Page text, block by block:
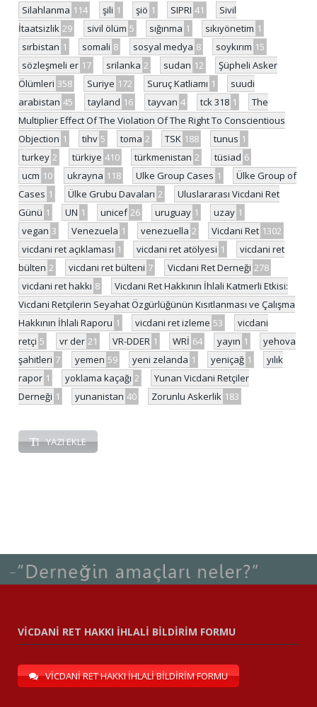
Silahlanma 114 şili 1 şiö 1 SIPRI 41
Sivil
İtaatsizlik 29 sivil ölüm 5 sığınma 1 sıkıyönetim 1
sırbistan 1 somali 8 sosyal medya 8 soykırım 15
sözleşmeli er 17 srilanka 2 sudan 12
Şüpheli Asker
Ölümleri 358 Suriye 172 Suruç Katliamı 1
suudi
arabistan 45 tayland 16 tayvan 4 tck 318 1
The
Multiplier Effect Of The Violation Of The Right To Conscientious
Objection 1 tihv 5 toma 2 TSK 188 tunus 1
turkey 2 türkiye 410 türkmenistan 2 tüsiad 6
ucm 10 ukrayna 118 Ulke Group Cases 1
Ülke Group of
Cases 1 Ülke Grubu Davaları 2
Uluslararası Vicdani Ret
Günü 1 UN 1 unicef 26 uruguay 1 uzay 1
vegan 3 Venezuela 1 venezuella 2 Vicdani Ret 1302
vicdani ret açıklaması 1 vicdani ret atölyesi 1
vicdani ret
bülten 2 vicdani ret bülteni 7 Vicdani Ret Derneği 278
vicdani ret hakkı 8
Vicdani Ret Hakkının İhlali Katmerli Etkisi:
Vicdani Retçilerin Seyahat Özgürlüğünün Kısıtlanması ve Çalışma
Hakkının İhlali Raporu 1 vicdani ret izleme 53
vicdani
retçi 5 vr der 21 VR-DDER 1 WRİ 64 yayın 1
yehova
şahitleri 7 yemen 59 yeni zelanda 1 yeniçağ 1
yılık
rapor 1 yoklama kaçağı 2
Yunan Vicdani Retçiler
Derneği 1 yunanistan 40 Zorunlu Askerlik 183
YAZI EKLE
VİCDANİ RET HAKKI İHLALİ BİLDİRİM FORMU
VİCDANİ RET HAKKI İHLALİ BİLDİRİM FORMU